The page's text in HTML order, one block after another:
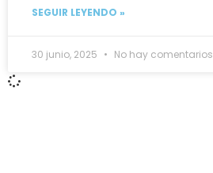
SEGUIR LEYENDO »
30 junio, 2025 No hay comentarios